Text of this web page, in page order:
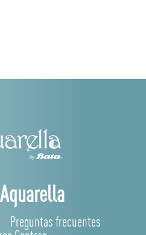
Preguntas frecuentes